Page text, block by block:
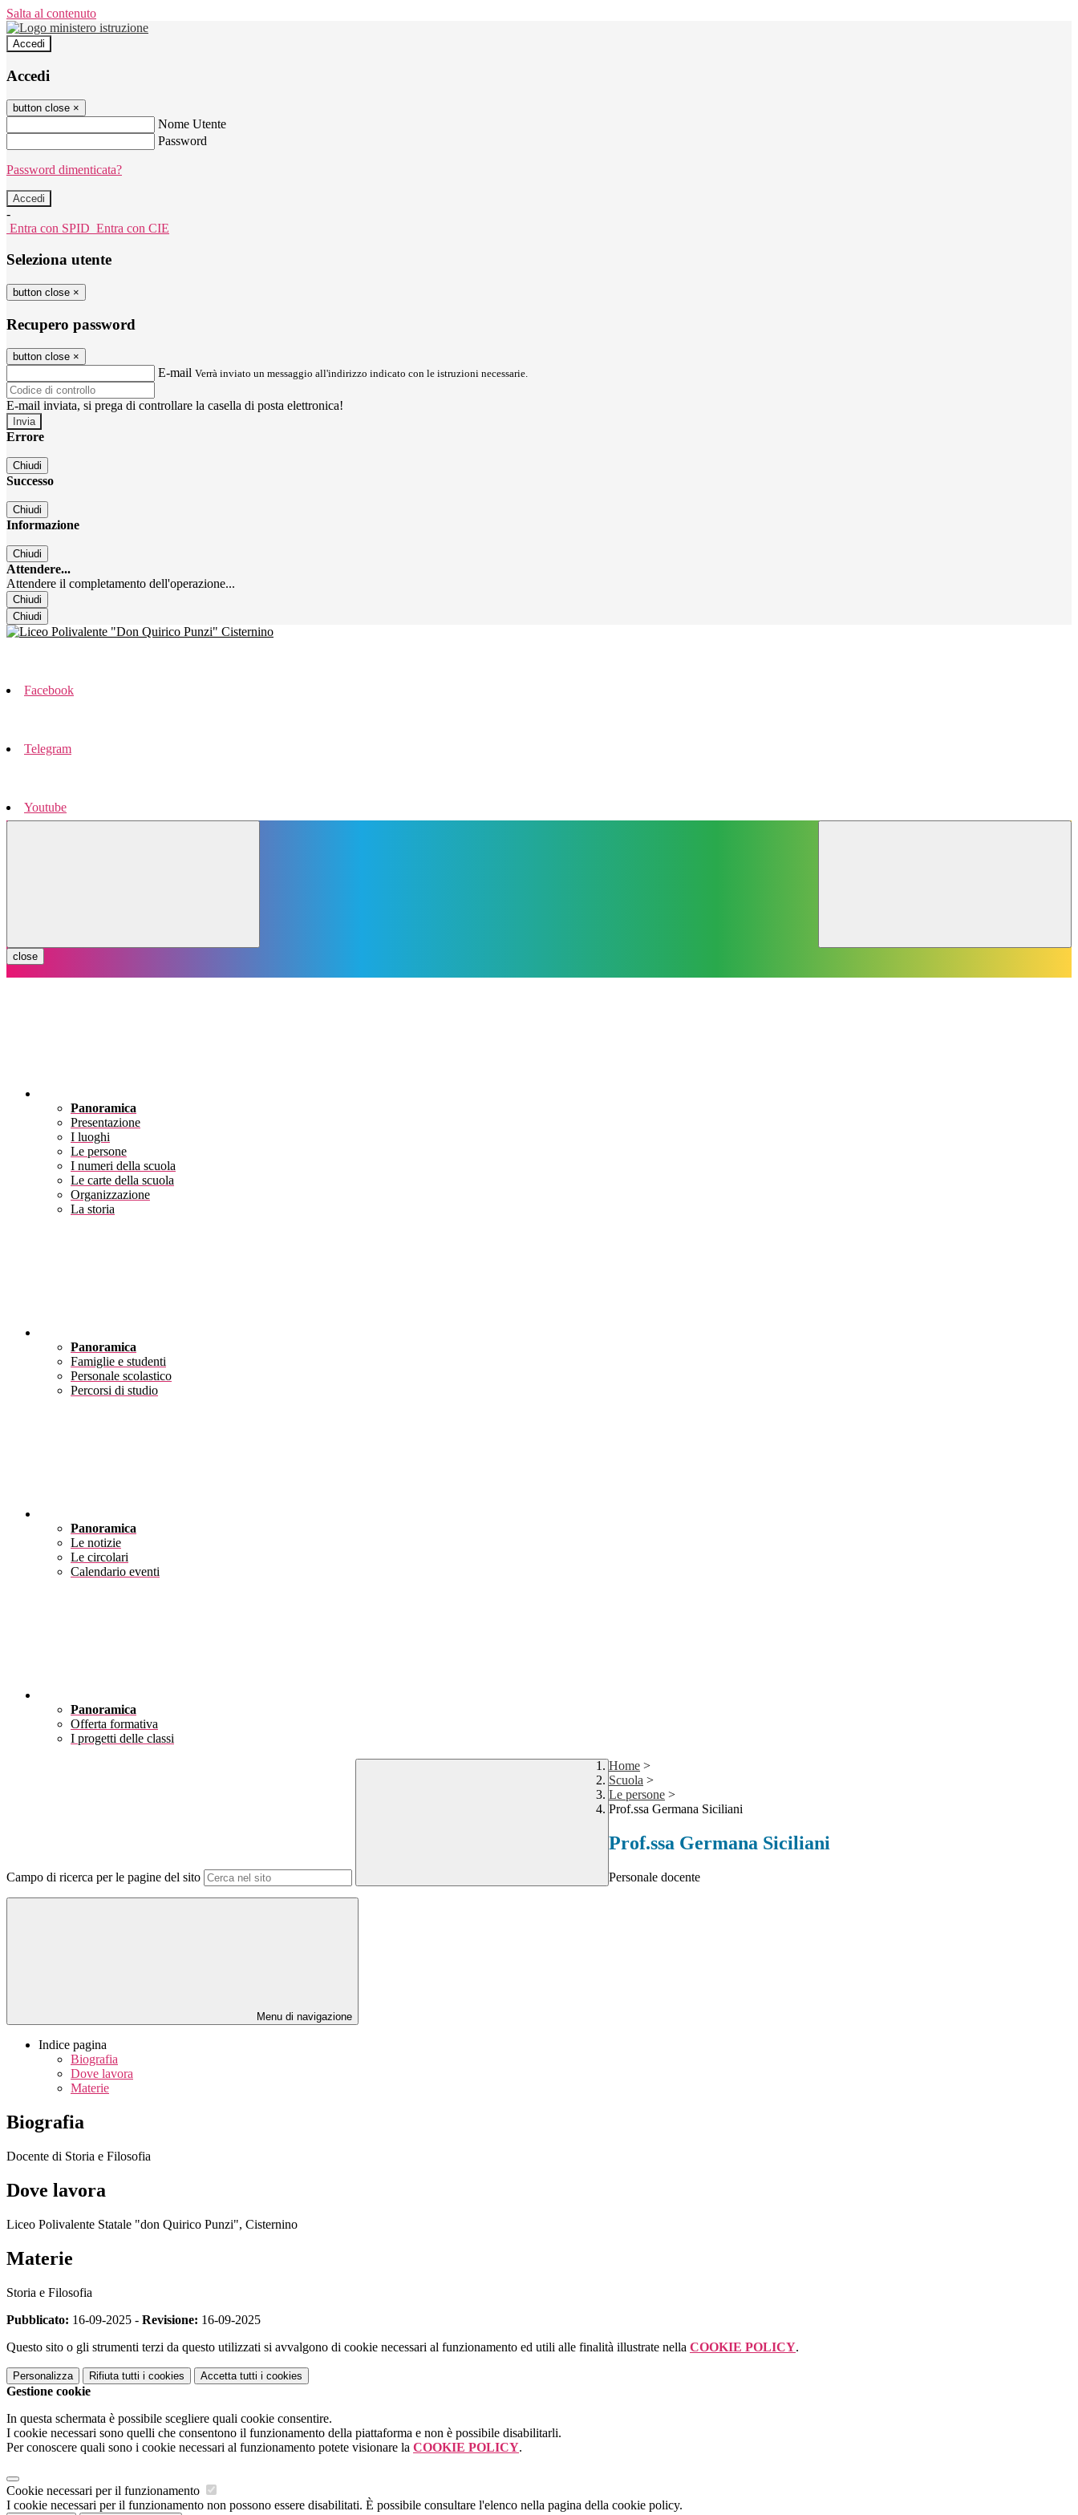
Salta al contenuto
Accedi
Accedi
button close ×
Nome Utente
Password
Password dimenticata?
-
Entra con SPID Entra con CIE
Seleziona utente
button close ×
Recupero password
button close ×
E-mail Verrà inviato un messaggio all'indirizzo indicato con le istruzioni necessarie.
E-mail inviata, si prega di controllare la casella di posta elettronica!
Errore
Chiudi
Successo
Chiudi
Informazione
Chiudi
Attendere...
Attendere il completamento dell'operazione...
Chiudi
Chiudi
Facebook
Telegram
Youtube
close
Panoramica
Presentazione
I luoghi
Le persone
I numeri della scuola
Le carte della scuola
Organizzazione
La storia
Panoramica
Famiglie e studenti
Personale scolastico
Percorsi di studio
Panoramica
Le notizie
Le circolari
Calendario eventi
Panoramica
Offerta formativa
I progetti delle classi
Campo di ricerca per le pagine del sito
Home >
Scuola >
Le persone >
Prof.ssa Germana Siciliani
Prof.ssa Germana Siciliani
Personale docente
Menu di navigazione
Indice pagina
Biografia
Dove lavora
Materie
Biografia
Docente di Storia e Filosofia
Dove lavora
Liceo Polivalente Statale "don Quirico Punzi", Cisternino
Materie
Storia e Filosofia
Pubblicato: 16-09-2025 - Revisione: 16-09-2025
Questo sito o gli strumenti terzi da questo utilizzati si avvalgono di cookie necessari al funzionamento ed utili alle finalità illustrate nella COOKIE POLICY.
Personalizza Rifiuta tutti i cookies Accetta tutti i cookies
Gestione cookie
In questa schermata è possibile scegliere quali cookie consentire.
I cookie necessari sono quelli che consentono il funzionamento della piattaforma e non è possibile disabilitarli.
Per conoscere quali sono i cookie necessari al funzionamento potete visionare la COOKIE POLICY.
Cookie necessari per il funzionamento
I cookie necessari per il funzionamento non possono essere disabilitati. È possibile consultare l'elenco nella pagina della cookie policy.